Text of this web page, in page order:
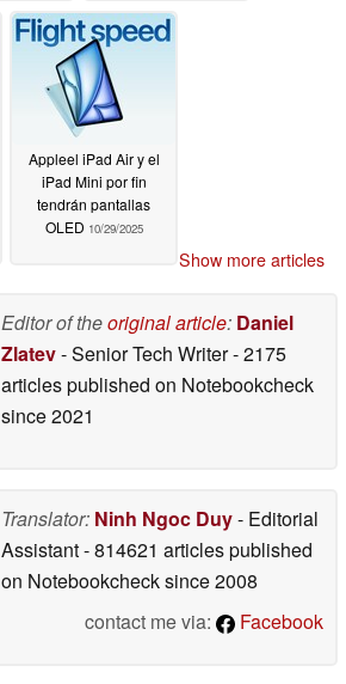
04/16/2026
Appleel iPad Air y el
iPad Mini por fin
tendrán pantallas
OLED 10/29/2025
Show more articles
Editor of theoriginal article: Daniel
Zlatev- Senior Tech Writer- 2175
articles published on Notebookcheck
since 2021
Translator: Ninh Ngoc Duy- Editorial
Assistant- 814621 articles published
on Notebookchecksince 2008
contact me via:
Facebook